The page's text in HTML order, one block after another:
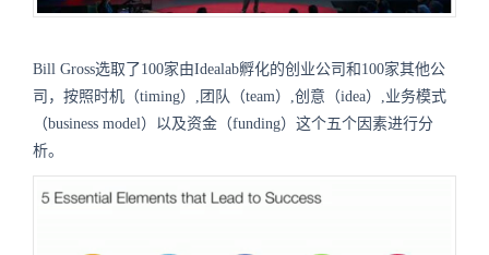
Bill Gross选取了100家由Idealab孵化的创业公司和100家其他公
司，按照时机（timing）,团队（team）,创意（idea）,业务模式
（business model）以及资金（funding）这个五个因素进行分
析。